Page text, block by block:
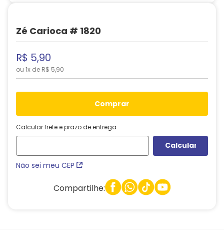
Zé Carioca # 1820
R$ 5,90
ou 1x de R$ 5,90
comprar
Calcular frete e prazo de entrega
Não sei meu CEP
Compartilhe: